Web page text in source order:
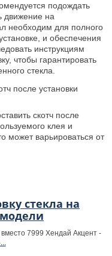
подождать
движение на
необходим для полного
и обеспечения
инструкциям
чтобы гарантировать
стекла.
после установки
скотч после
клея и
может варьироваться от
стекла на
7999 Хендай Акцент -